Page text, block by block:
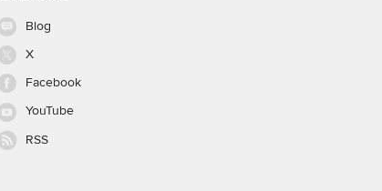
Blog
X
Facebook
YouTube
RSS